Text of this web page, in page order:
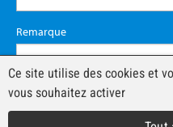
Remarque
Ce site utilise des cookies et
vous souhaitez activer